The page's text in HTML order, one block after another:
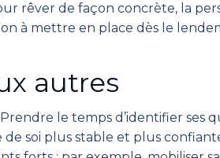
rêver de façon concrète, la
à mettre en place dès le
autres
le temps d’identifier ses
soi plus stable et plus